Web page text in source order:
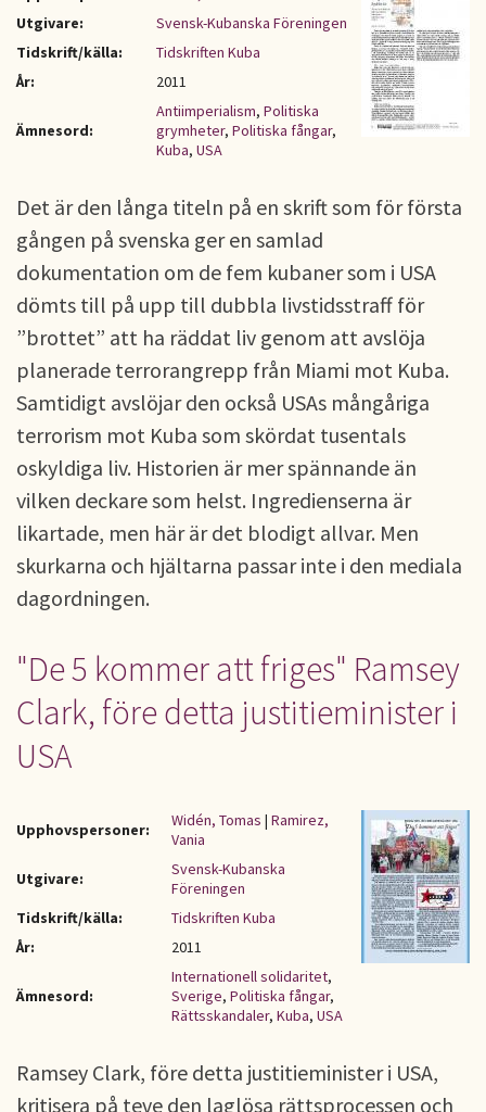
Utgivare:
Svensk-Kubanska Föreningen
Tidskrift/källa:
Tidskriften Kuba
År:
2011
Ämnesord:
Antiimperialism, Politiska
grymheter, Politiska fångar,
Kuba, USA
Det är den långa titeln på en skrift som för första
gången på svenska ger en samlad
dokumentation om de fem kubaner som i USA
dömts till på upp till dubbla livstidsstraff för
”brottet” att ha räddat liv genom att avslöja
planerade terrorangrepp från Miami mot Kuba.
Samtidigt avslöjar den också USAs mångåriga
terrorism mot Kuba som skördat tusentals
oskyldiga liv. Historien är mer spännande än
vilken deckare som helst. Ingredienserna är
likartade, men här är det blodigt allvar. Men
skurkarna och hjältarna passar inte i den mediala
dagordningen.
"De 5 kommer att friges" Ramsey
Clark, före detta justitieminister i
USA
Upphovspersoner: Widén, Tomas | Ramirez,
Vania
Utgivare:
Svensk-Kubanska
Föreningen
Tidskrift/källa:
Tidskriften Kuba
År:
2011
Ämnesord:
Internationell solidaritet,
Sverige, Politiska fångar,
Rättsskandaler, Kuba, USA
Ramsey Clark, före detta justitieminister i USA,
kritisera på teve den laglösa rättsprocessen och